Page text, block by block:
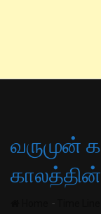
வருமுன்
-